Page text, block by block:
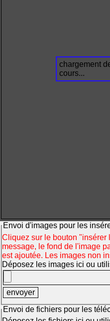
chargement
cours...
Envoi d'images pour les
Cliquez sur le bouton "insérer
message, le fond de l'image
est ajoutée. Les images non
Déposez les images ici ou
Envoi de fichiers pour les